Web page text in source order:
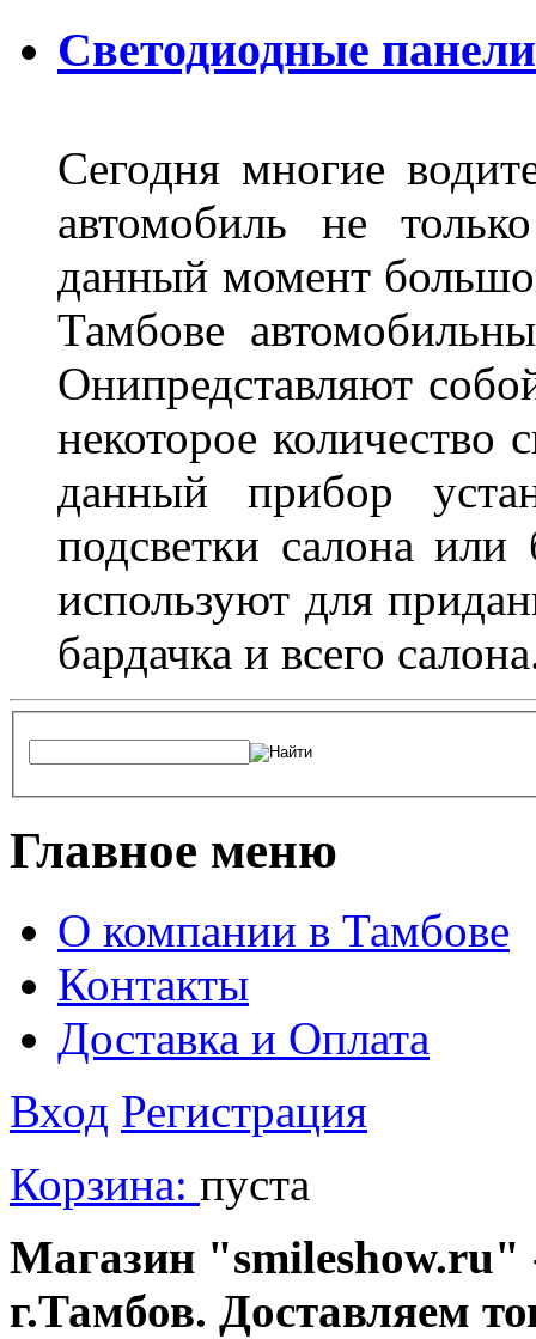
Светодиодные
Сегодня многие
автомобиль не
данный момент
Тамбове
Онипредставляют
некоторое количество
данный прибор
подсветки салона
используют для
бардачка и всего
Главное меню
О компании в Тамбове
Контакты
Доставка и Оплата
Вход Регистрация
Корзина: пуста
Магазин "smileshow.ru"
г.Тамбов. Доставляем